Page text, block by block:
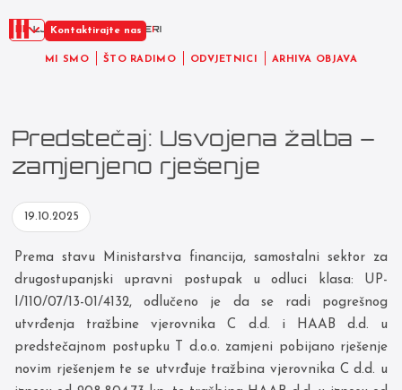
MI SMO ŠTO RADIMO ODVJETNICI ARHIVA OBJAVA
Kontaktirajte nas
Predstečaj: Usvojena žalba –
zamjenjeno rješenje
19.10.2025
Prema stavu Ministarstva financija, samostalni sektor za
drugostupanjski upravni postupak u odluci klasa: UP-
I/110/07/13-01/4132, odlučeno je da se radi pogrešnog
utvrđenja tražbine vjerovnika C d.d. i HAAB d.d. u
predstečajnom postupku T d.o.o. zamjeni pobijano rješenje
novim rješenjem te se utvrđuje tražbina vjerovnika C d.d. u